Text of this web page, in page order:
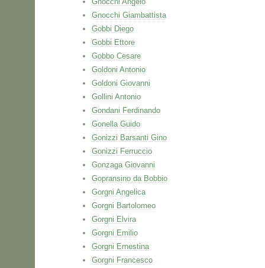
Gnocchi Giambattista
Gobbi Diego
Gobbi Ettore
Gobbo Cesare
Goldoni Antonio
Goldoni Giovanni
Gollini Antonio
Gondani Ferdinando
Gonella Guido
Gonizzi Barsanti Gino
Gonizzi Ferruccio
Gonzaga Giovanni
Gopransino da Bobbio
Gorgni Angelica
Gorgni Bartolomeo
Gorgni Elvira
Gorgni Emilio
Gorgni Ernestina
Gorgni Francesco